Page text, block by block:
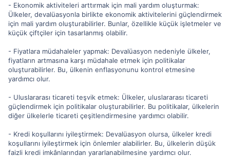
- Ekonomik aktiviteleri arttırmak için mali yardım oluşturmak:
Ülkeler, devalüasyonla birlikte ekonomik aktivitelerini güçlendirmek
için mali yardım oluşturabilirler. Bunlar, özellikle küçük işletmeler ve
küçük çiftçiler için tasarlanmış olabilir.
- Fiyatlara müdahaleler yapmak: Devalüasyon nedeniyle ülkeler,
fiyatların artmasına karşı müdahale etmek için politikalar
oluşturabilirler. Bu, ülkenin enflasyonunu kontrol etmesine
yardımcı olur.
- Uluslararası ticareti teşvik etmek: Ülkeler, uluslararası ticareti
güçlendirmek için politikalar oluşturabilirler. Bu politikalar, ülkelerin
diğer ülkelerle ticareti çeşitlendirmesine yardımcı olabilir.
- Kredi koşullarını iyileştirmek: Devalüasyon olursa, ülkeler kredi
koşullarını iyileştirmek için önlemler alabilirler. Bu, ülkelerin düşük
faizli kredi imkânlarından yararlanabilmesine yardımcı olur.